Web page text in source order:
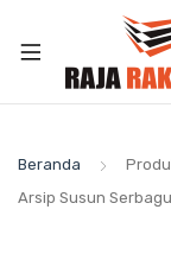
Beranda
Arsip Susun